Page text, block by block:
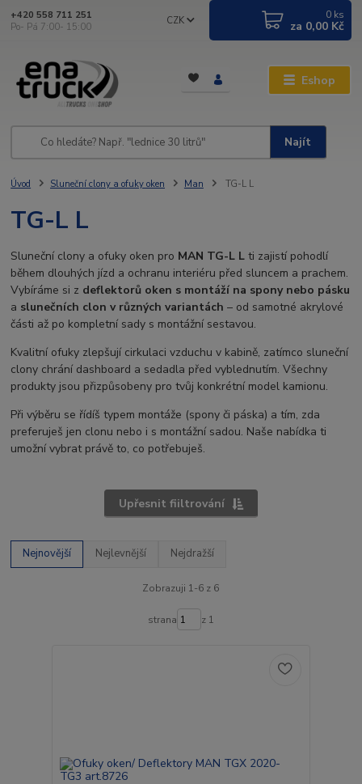
Eshop
CZK
Najít
+420 558 711 251
Po- Pá 7:00- 15:00
0 ks
za 0,00 Kč
Úvod Sluneční clony a ofuky oken Man TG-L L
TG-L L
Sluneční clony a ofuky oken pro MAN TG-L L ti zajistí pohodlí
během dlouhých jízd a ochranu interiéru před sluncem a prachem.
Vybíráme si z deflektorů oken s montáží na spony nebo pásku
a slunečních clon v různých variantách – od samotné akrylové
části až po kompletní sady s montážní sestavou.
Kvalitní ofuky zlepšují cirkulaci vzduchu v kabině, zatímco sluneční
clony chrání dashboard a sedadla před vyblednutím. Všechny
produkty jsou přizpůsobeny pro tvůj konkrétní model kamionu.
Při výběru se řídíš typem montáže (spony či páska) a tím, zda
preferuješ jen clonu nebo i s montážní sadou. Naše nabídka ti
umožní vybrat právě to, co potřebuješ.
Upřesnit fiiltrování
Nejnovější Nejlevnější Nejdražší
Zobrazuji 1-6 z 6
strana z 1